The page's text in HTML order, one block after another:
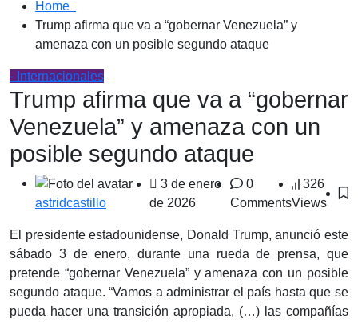
Home
Trump afirma que va a “gobernar Venezuela” y
amenaza con un posible segundo ataque
- Internacionales
Trump afirma que va a “gobernar
Venezuela” y amenaza con un
posible segundo ataque
astridcastillo
3 de enero
de 2026
0
Comments
326
Views
El presidente estadounidense, Donald Trump, anunció este
sábado 3 de enero, durante una rueda de prensa, que
pretende “gobernar Venezuela” y amenaza con un posible
segundo ataque. “Vamos a administrar el país hasta que se
pueda hacer una transición apropiada, (…) las compañías